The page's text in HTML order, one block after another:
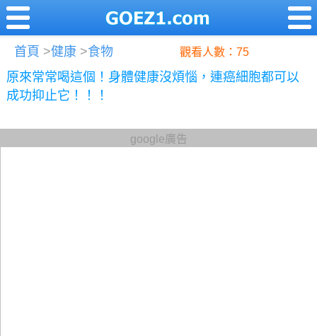
首頁 >健康 >食物 觀看人數：75
原來常常喝這個！身體健康沒煩惱，連癌細胞都可以
成功抑止它！！！
google廣告